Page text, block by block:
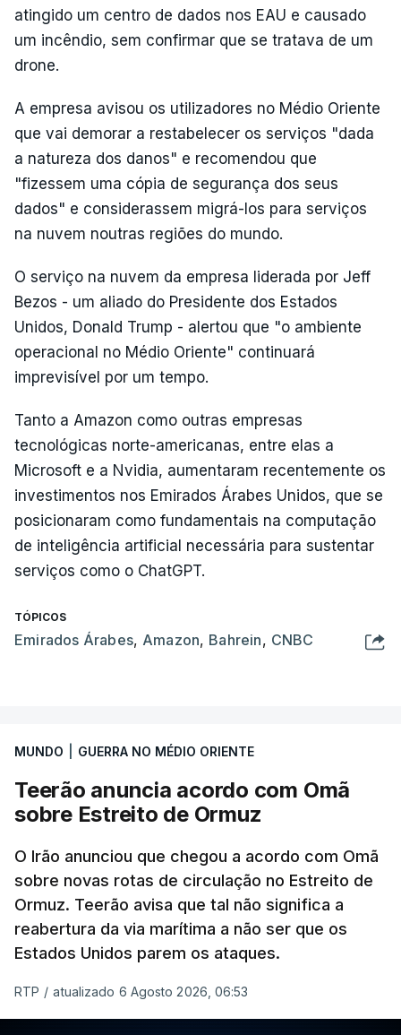
atingido um centro de dados nos EAU e causado
um incêndio, sem confirmar que se tratava de um
drone.
A empresa avisou os utilizadores no Médio Oriente
que vai demorar a restabelecer os serviços "dada
a natureza dos danos" e recomendou que
"fizessem uma cópia de segurança dos seus
dados" e considerassem migrá-los para serviços
na nuvem noutras regiões do mundo.
O serviço na nuvem da empresa liderada por Jeff
Bezos - um aliado do Presidente dos Estados
Unidos, Donald Trump - alertou que "o ambiente
operacional no Médio Oriente" continuará
imprevisível por um tempo.
Tanto a Amazon como outras empresas
tecnológicas norte-americanas, entre elas a
Microsoft e a Nvidia, aumentaram recentemente os
investimentos nos Emirados Árabes Unidos, que se
posicionaram como fundamentais na computação
de inteligência artificial necessária para sustentar
serviços como o ChatGPT.
TÓPICOS
Emirados Árabes, Amazon, Bahrein, CNBC
MUNDO GUERRA NO MÉDIO ORIENTE
Teerão anuncia acordo com Omã
sobre Estreito de Ormuz
O Irão anunciou que chegou a acordo com Omã
sobre novas rotas de circulação no Estreito de
Ormuz. Teerão avisa que tal não significa a
reabertura da via marítima a não ser que os
Estados Unidos parem os ataques.
RTP / atualizado 6 Agosto 2026, 06:53